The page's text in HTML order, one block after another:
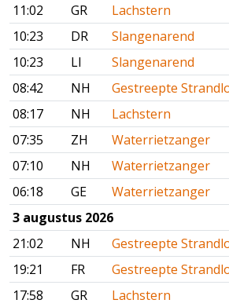
11:02
GR
Lachstern
10:23
DR
Slangenarend
10:23
LI
Slangenarend
08:42
NH
Gestreepte
08:17
NH
Lachstern
07:35
ZH
Waterrietzanger
07:10
NH
Waterrietzanger
06:18
GE
Waterrietzanger
3 augustus 2026
21:02
NH
Gestreepte
19:21
FR
Gestreepte
17:58
GR
Lachstern